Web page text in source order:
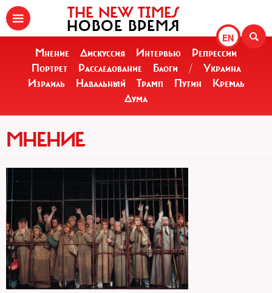
EN
THE NEW TIMES
НОВОЕ ВРЕМЯ
Мнение Дискуссия Интервью
Репрессии
Портрет
Расследование Блоги /
Украина
Израиль
Навальный Трамп Путин
Кремль
Дума
МНЕНИЕ